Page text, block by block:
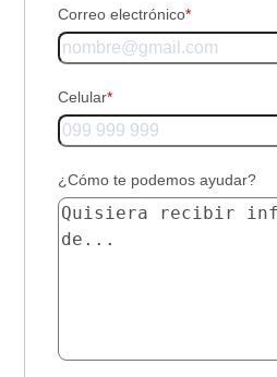
Correo electrónico*
Celular*
¿Cómo te podemos ayudar?